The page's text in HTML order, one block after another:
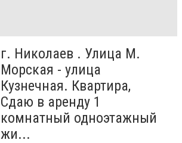
г. Николаев . Улица М.
Морская - улица
Кузнечная. Квартира,
Сдаю в аренду 1
комнатный одноэтажный
жи...